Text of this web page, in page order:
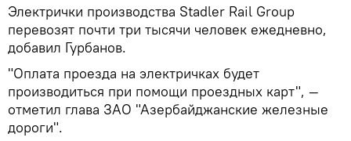
Электрички производства Stadler Rail Group
перевозят почти три тысячи человек ежедневно,
добавил Гурбанов.
"Оплата проезда на электричках будет
производиться при помощи проездных карт", —
отметил глава ЗАО "Азербайджанские железные
дороги".